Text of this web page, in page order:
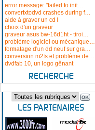
error message: "failed to init…
convertxtodvd crashes during f…
aide à graver un cd !
choix d'un graveur
graveur asus bw-16d1ht - tiroi…
problème logiciel ou mécanique…
formatage d'un dd neuf sur gra…
conversion m2ts et problème de…
dvdfab 10, un logo gênant
RECHERCHE
LES PARTENAIRES